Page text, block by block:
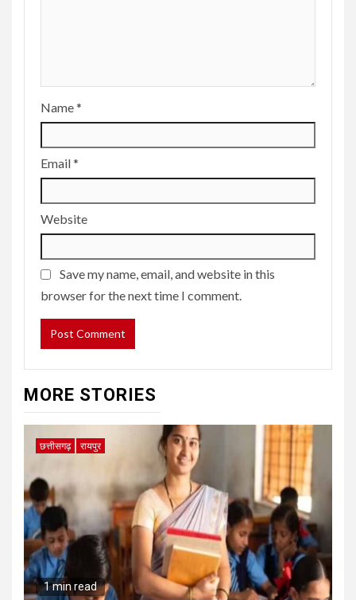
Name*
Email*
Website
Save my name, email, and website in this
browser for the next time I comment.
MORE STORIES
छत्तीसगढ़ रायपुर
1 min read